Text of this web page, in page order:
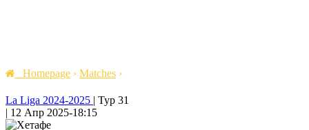
Homepage › Matches ›
La Liga 2024-2025 | Тур 31
| 12 Апр 2025-18:15